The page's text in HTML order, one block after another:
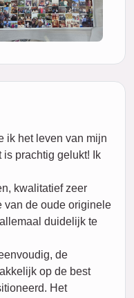
ik het leven van mijn
is prachtig gelukt! Ik
kwalitatief zeer
van de oude originele
duidelijk te
de
op de best
Het